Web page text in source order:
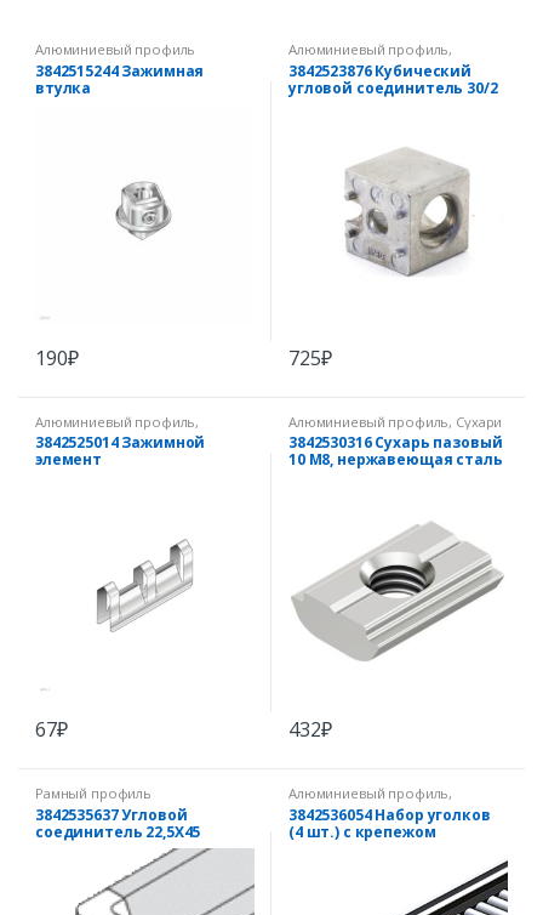
Алюминиевый профиль
3842515244 Зажимная
втулка
190₽
Алюминиевый профиль,
Угловые соединители
3842523876 Кубический
угловой соединитель 30/2
725₽
Алюминиевый профиль,
Защитный и уплотнительный
профиль
3842525014 Зажимной
элемент
67₽
Алюминиевый профиль, Сухари
для паза 10 мм
3842530316 Сухарь пазовый
10 M8, нержавеющая сталь
432₽
Рамный профиль
3842535637 Угловой
соединитель 22,5X45
Алюминиевый профиль,
Угловые соединители
3842536054 Набор уголков
(4 шт.) с крепежом